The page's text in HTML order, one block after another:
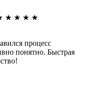
★ ★ ★ ★
процесс
понятно. Быстрая